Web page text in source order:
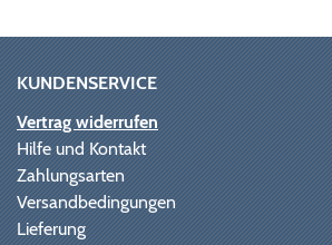
KUNDENSERVICE
Vertrag widerrufen
Hilfe und Kontakt
Zahlungsarten
Versandbedingungen
Lieferung